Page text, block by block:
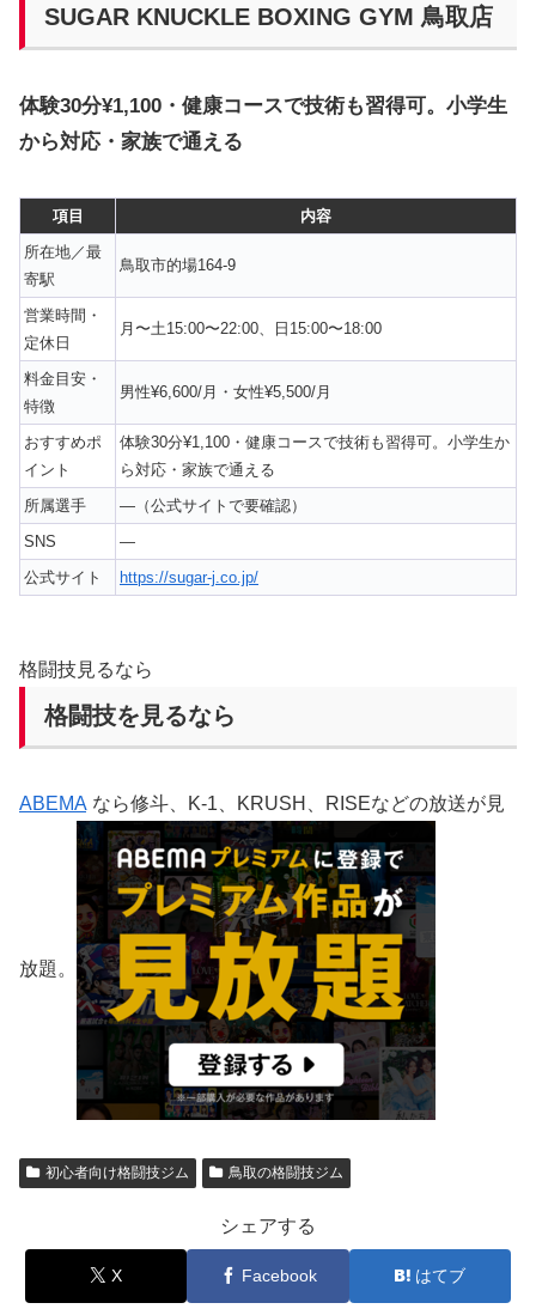
SUGAR KNUCKLE BOXING GYM 鳥取店
体験30分¥1,100・健康コースで技術も習得可。小学生
から対応・家族で通える
項目
内容
所在地／最
寄駅
鳥取市的場164-9
営業時間・
定休日
月〜土15:00〜22:00、日15:00〜18:00
料金目安・
特徴
男性¥6,600/月・女性¥5,500/月
おすすめポ
イント
体験30分¥1,100・健康コースで技術も習得可。小学生か
ら対応・家族で通える
所属選手
—（公式サイトで要確認）
SNS
—
公式サイト
https://sugar-j.co.jp/
格闘技見るなら
格闘技を見るなら
ABEMA なら修斗、K-1、KRUSH、RISEなどの放送が見
放題。
初心者向け格闘技ジム 鳥取の格闘技ジム
シェアする
X Facebook はてブ